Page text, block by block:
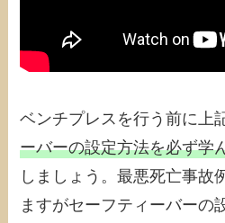
ベンチプレスを行う前に上
ーバーの設定方法を必ず学
しましょう。最悪死亡事故
ますがセーフティーバーの